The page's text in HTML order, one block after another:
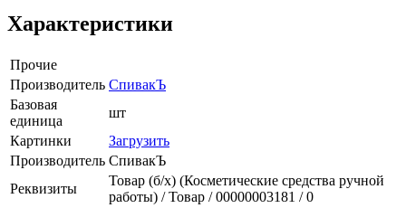
Характеристики
Прочие
Производитель СпивакЪ
Базовая
единица
шт
Картинки
Загрузить
Производитель СпивакЪ
Реквизиты
Товар (б/х) (Косметические средства ручной
работы) / Товар / 00000003181 / 0